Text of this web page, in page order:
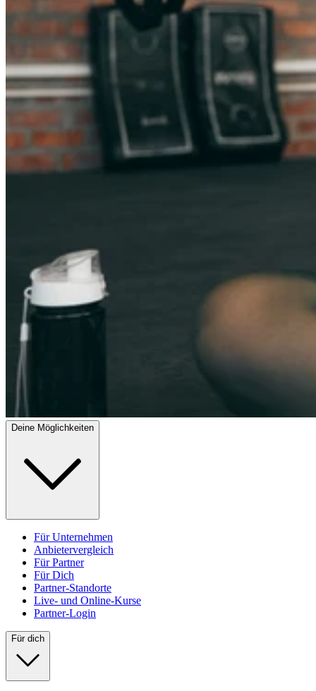
Deine Möglichkeiten
Für Unternehmen
Anbietervergleich
Für Partner
Für Dich
Partner-Standorte
Live- und Online-Kurse
Partner-Login
Für dich